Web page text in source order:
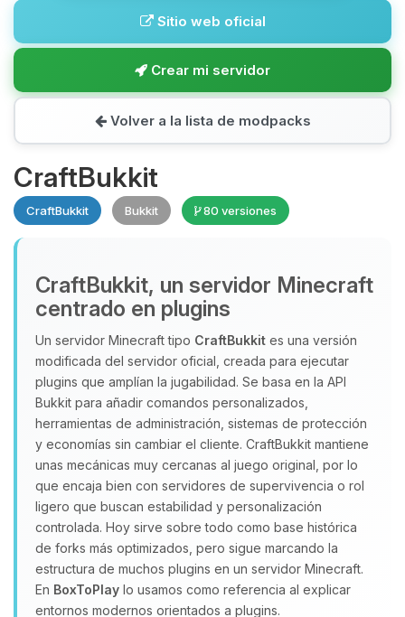
Sitio web oficial
Crear mi servidor
Volver a la lista de modpacks
CraftBukkit
CraftBukkit Bukkit 80 versiones
CraftBukkit, un servidor Minecraft
centrado en plugins
Un servidor Minecraft tipo CraftBukkit es una versión
modificada del servidor oficial, creada para ejecutar
plugins que amplían la jugabilidad. Se basa en la API
Bukkit para añadir comandos personalizados,
herramientas de administración, sistemas de protección
y economías sin cambiar el cliente. CraftBukkit mantiene
unas mecánicas muy cercanas al juego original, por lo
que encaja bien con servidores de supervivencia o rol
ligero que buscan estabilidad y personalización
controlada. Hoy sirve sobre todo como base histórica
de forks más optimizados, pero sigue marcando la
estructura de muchos plugins en un servidor Minecraft.
En BoxToPlay lo usamos como referencia al explicar
entornos modernos orientados a plugins.
Yupi, por fin alguien con quien
hablar! Soy Choupy, tu pequeno
asistente de BoxToPlay. Cuentame
que necesitas y moveré mis
07/08/2026 12:11